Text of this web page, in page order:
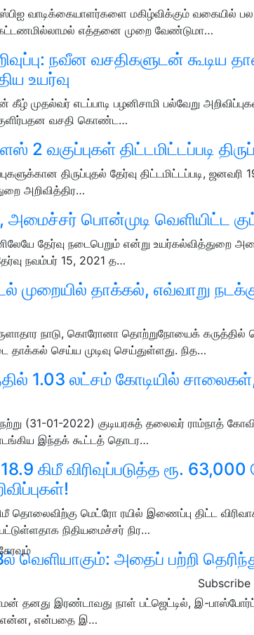
Subscribe
வாடிக்கையாளர்களை மகிழ்விக்கும் வகையில்
எத்தனை முறை வேண்டுமா…
நவீன வசதிகளுடன் கூடிய
உயர்வு
கீழ் முதல்வர் எடப்பாடி பழனிசாமி பல்வேறு
வசதி கொண்ட…
2 வகுப்புகள் திட்டமிட்டப்படி
திருப்புதல் தேர்வு திட்டமிட்டப்படி, ஜனவரி
அறிவித்திர…
பொன்முடி வெளியிட்ட
தேர்வு நடைபெறும் என்று உயர்கல்வித்துறை
நவம்பர் 15, 2021 த…
முறையில் தாக்கல், எவ்வாறு
நாடு, கொரோனா தொற்றுநோயைக்
தாக்கல் செய்ய முடிவு செய்துள்ளது. நித…
1.03 லட்சம் கோடியில் சாலைகள்,
(31-01-2022) குடியரசுத் தலைவர் ராம்நாத்
இந்தக் கூட்டத் தொடர…
கிமீ விரிவுப்படுத்த ரூ. 63,000
தொலைவிற்கு மெட்ரோ ரயில் இணைப்பு திட்ட
நிதியமைச்சர் நிர…
அதைப் பற்றி
தனது இரண்டாவது நாள் பட்ஜெட்டில், இ-பாஸ்போர்ட்
என்ன, என்பதை இ…